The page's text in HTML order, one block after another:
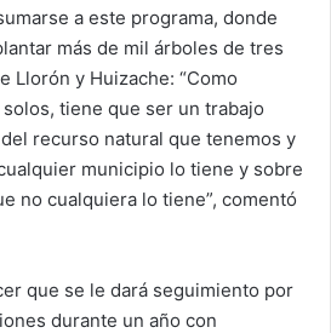
a este programa, donde
más de mil árboles de tres
Llorón y Huizache: “Como
tiene que ser un trabajo
recurso natural que tenemos y
municipio lo tiene y sobre
no cualquiera lo tiene”, comentó
que se le dará seguimiento por
durante un año con